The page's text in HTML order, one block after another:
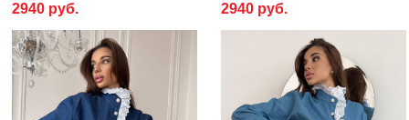
2940 руб.
2940 руб.